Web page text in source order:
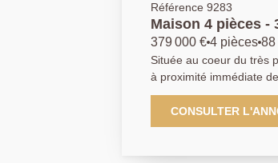
Référence 9283
Maison 4 pièces -
379 000 € 4 pièces 88
Située au coeur du très
à proximité immédiate
desservant la gare RER/
Poissy vous présente
93 m² au sol, édifiée sur un terrain
CONSULTER